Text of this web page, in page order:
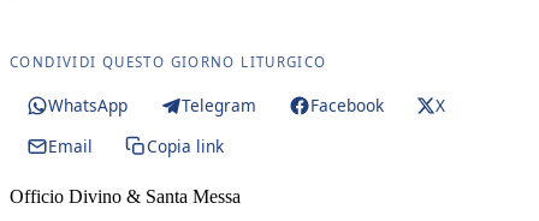
CONDIVIDI QUESTO GIORNO LITURGICO
WhatsApp Telegram Facebook
X
Email
Copia link
Officio Divino & Santa Messa